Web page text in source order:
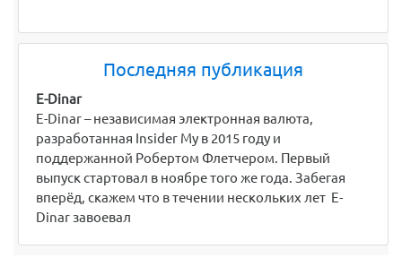
Последняя публикация
E-Dinar
E-Dinar – независимая электронная валюта,
разработанная Insider My в 2015 году и
поддержанной Робертом Флетчером. Первый
выпуск стартовал в ноябре того же года. Забегая
вперёд, скажем что в течении нескольких лет E-
Dinar завоевал